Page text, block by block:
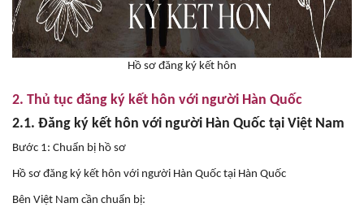
Hồ sơ đăng ký kết hôn
2. Thủ tục đăng ký kết hôn với người Hàn Quốc
2.1. Đăng ký kết hôn với người Hàn Quốc tại Việt Nam
Bước 1: Chuẩn bị hồ sơ
Hồ sơ đăng ký kết hôn với người Hàn Quốc tại Hàn Quốc
Bên Việt Nam cần chuẩn bị: